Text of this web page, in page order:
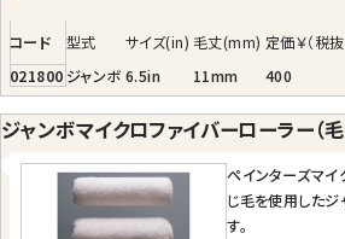
コード 型式 サイズ(in) 毛丈(mm) 定価￥（税抜
021800 ジャンボ 6.5in 11mm 400
ジャンボマイクロファイバーローラー（
ペインターズマイ
じ毛を使用した
す。